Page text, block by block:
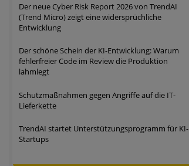
Der neue Cyber Risk Report 2026 von TrendAI
(Trend Micro) zeigt eine widersprüchliche
Entwicklung
Der schöne Schein der KI-Entwicklung: Warum
fehlerfreier Code im Review die Produktion
lahmlegt
Schutzmaßnahmen gegen Angriffe auf die IT-
Lieferkette
TrendAI startet Unterstützungsprogramm für KI-
Startups